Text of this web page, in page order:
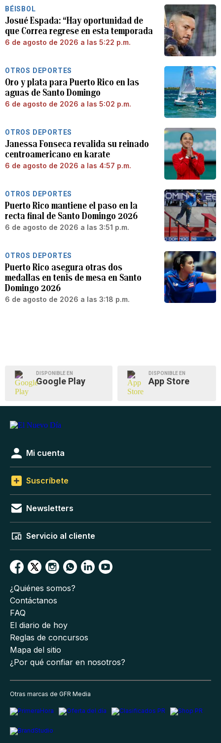
BÉISBOL
Josué Espada: “Hay oportunidad de
que Correa regrese en esta temporada
6 de agosto de 2026 a las 5:22 p.m.
OTROS DEPORTES
Oro y plata para Puerto Rico en las
aguas de Santo Domingo
6 de agosto de 2026 a las 5:02 p.m.
OTROS DEPORTES
Janessa Fonseca revalida su reinado
centroamericano en karate
6 de agosto de 2026 a las 4:57 p.m.
OTROS DEPORTES
Puerto Rico mantiene el paso en la
recta final de Santo Domingo 2026
6 de agosto de 2026 a las 3:51 p.m.
OTROS DEPORTES
Puerto Rico asegura otras dos
medallas en tenis de mesa en Santo
Domingo 2026
6 de agosto de 2026 a las 3:18 p.m.
DISPONIBLE EN
Google Play
DISPONIBLE EN
App Store
Mi cuenta
Suscríbete
Newsletters
Servicio al cliente
¿Quiénes somos?
Contáctanos
FAQ
El diario de hoy
Reglas de concursos
Mapa del sitio
¿Por qué confiar en nosotros?
Otras marcas de GFR Media